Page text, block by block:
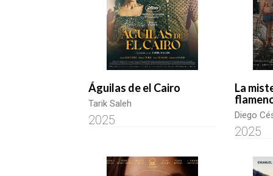
Águilas de el Cairo
Tarik Saleh
2025
La
Diego
2025